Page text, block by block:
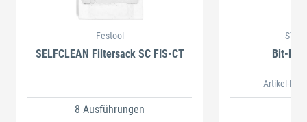
Festool
SELFCLEAN Filtersack SC FIS-CT
8 Ausführungen
Bit-
Artikel-Nr.